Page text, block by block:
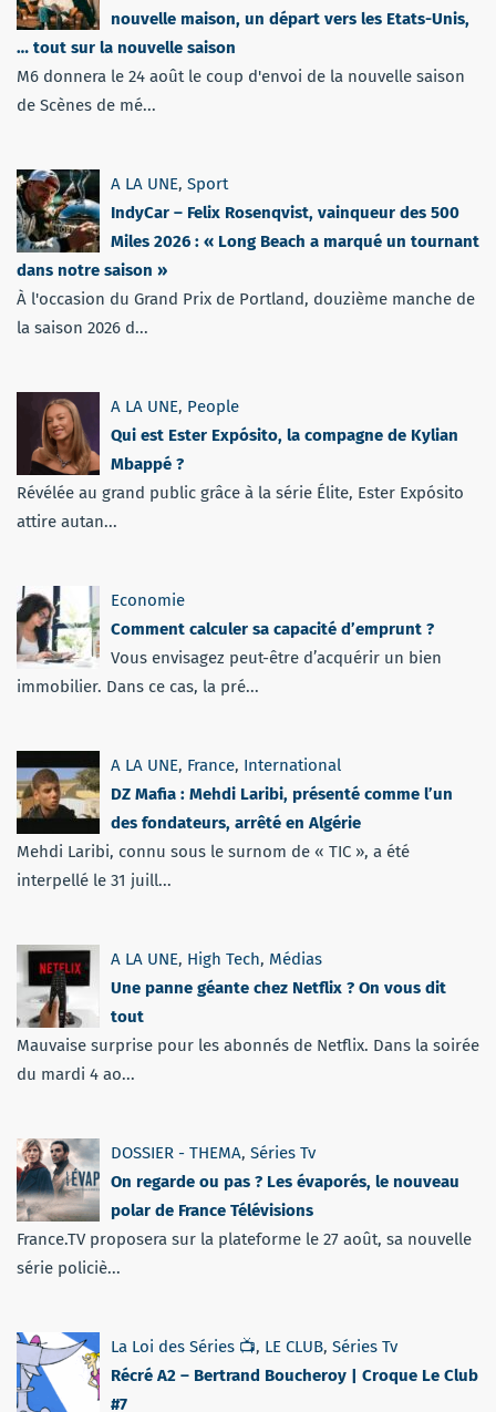
nouvelle maison, un départ vers les Etats-Unis,
… tout sur la nouvelle saison
M6 donnera le 24 août le coup d'envoi de la nouvelle saison
de Scènes de mé...
A LA UNE, Sport
IndyCar – Felix Rosenqvist, vainqueur des 500
Miles 2026 : « Long Beach a marqué un tournant
dans notre saison »
À l'occasion du Grand Prix de Portland, douzième manche de
la saison 2026 d...
A LA UNE, People
Qui est Ester Expósito, la compagne de Kylian
Mbappé ?
Révélée au grand public grâce à la série Élite, Ester Expósito
attire autan...
Economie
Comment calculer sa capacité d’emprunt ?
Vous envisagez peut-être d’acquérir un bien
immobilier. Dans ce cas, la pré...
A LA UNE, France, International
DZ Mafia : Mehdi Laribi, présenté comme l’un
des fondateurs, arrêté en Algérie
Mehdi Laribi, connu sous le surnom de « TIC », a été
interpellé le 31 juill...
A LA UNE, High Tech, Médias
Une panne géante chez Netflix ? On vous dit
tout
Mauvaise surprise pour les abonnés de Netflix. Dans la soirée
du mardi 4 ao...
DOSSIER - THEMA, Séries Tv
On regarde ou pas ? Les évaporés, le nouveau
polar de France Télévisions
France.TV proposera sur la plateforme le 27 août, sa nouvelle
série policiè...
La Loi des Séries 📺, LE CLUB, Séries Tv
Récré A2 – Bertrand Boucheroy | Croque Le Club
#7